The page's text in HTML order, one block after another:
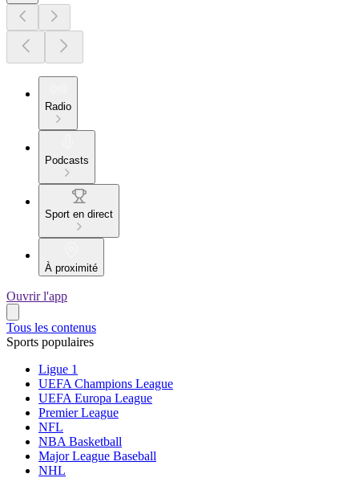
Radio
Podcasts
Sport en direct
À proximité
Ouvrir l'app
Tous les contenus
Sports populaires
Ligue 1
UEFA Champions League
UEFA Europa League
Premier League
NFL
NBA Basketball
Major League Baseball
NHL